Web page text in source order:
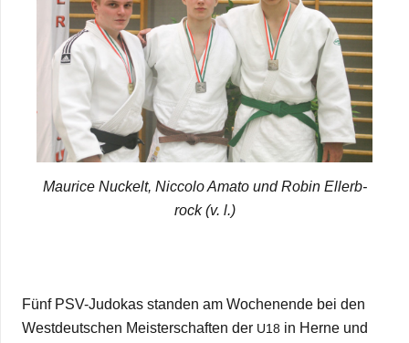
Mau­rice Nuckelt, Nic­colo Amato und Robin Eller­b­
rock (v. l.)
Fünf PSV-Judo­kas stan­den am Wochen­ende bei den
West­deut­schen Meis­ter­schaf­ten der U18 in Herne und